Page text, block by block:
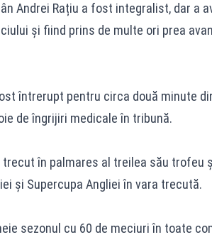
Andrei Rațiu a fost integralist, dar a
și fiind prins de multe ori prea
întrerupt pentru circa două minute
de îngrijiri medicale în tribună.
în palmares al treilea său trofeu
și Supercupa Angliei în vara trecută.
sezonul cu 60 de meciuri în toate